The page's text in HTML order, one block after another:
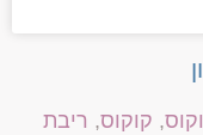
, קוקוס, ריבת